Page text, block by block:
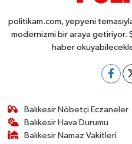
politikam.com, yepyeni
modernizmi bir araya getiriyor.
haber
Balıkesir Nöbetçi Eczaneler
Balıkesir Hava Durumu
Balıkesir Namaz Vakitleri